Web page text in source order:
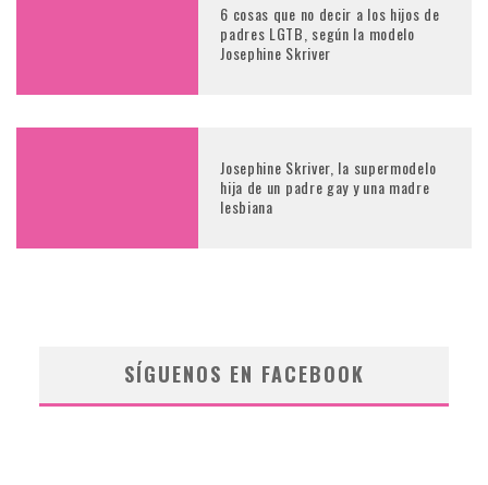
6 cosas que no decir a los hijos de
padres LGTB, según la modelo
Josephine Skriver
Josephine Skriver, la supermodelo
hija de un padre gay y una madre
lesbiana
SÍGUENOS EN FACEBOOK